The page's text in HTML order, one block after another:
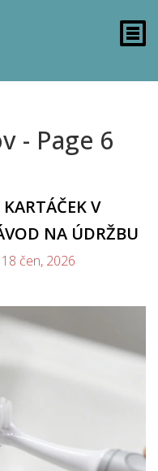
- Page 6
V
NA ÚDRŽBU
18 čen, 2026